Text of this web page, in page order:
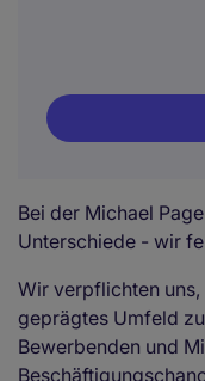
Bei der Michael
Unterschiede - wir
Wir verpflichten
geprägtes Umfeld
Bewerbenden und